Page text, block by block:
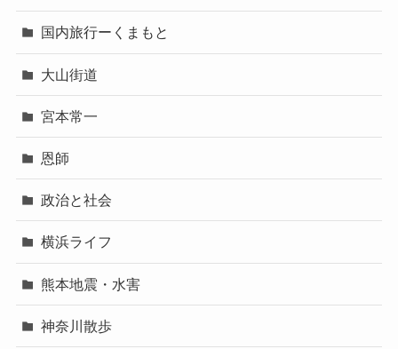
国内旅行ーくまもと
大山街道
宮本常一
恩師
政治と社会
横浜ライフ
熊本地震・水害
神奈川散歩